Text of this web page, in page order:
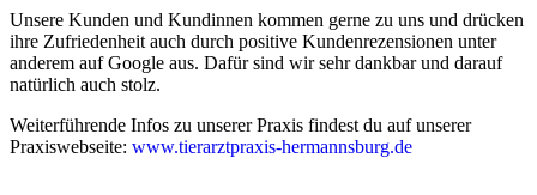
Unsere Kunden und Kundinnen kommen gerne zu uns und drücken
ihre Zufriedenheit auch durch positive Kundenrezensionen unter
anderem auf Google aus. Dafür sind wir sehr dankbar und darauf
natürlich auch stolz.
Weiterführende Infos zu unserer Praxis findest du auf unserer
Praxiswebseite: www.tierarztpraxis-hermannsburg.de